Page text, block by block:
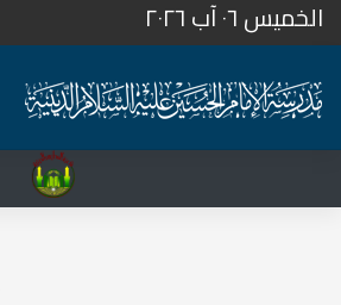
الخميس ٠٦ آب ٢٠٢٦